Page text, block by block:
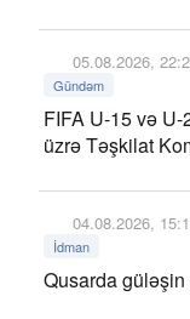
05.08.2026,
Gündəm
FIFA U-15 və U-
üzrə Təşkilat
04.08.2026,
İdman
Qusarda